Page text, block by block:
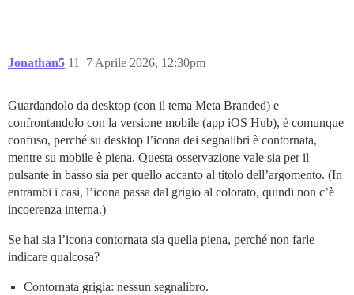
Jonathan5 7 Aprile 2026, 12:30pm
11
Guardandolo da desktop (con il tema Meta Branded) e
confrontandolo con la versione mobile (app iOS Hub), è comunque
confuso, perché su desktop l’icona dei segnalibri è contornata,
mentre su mobile è piena. Questa osservazione vale sia per il
pulsante in basso sia per quello accanto al titolo dell’argomento. (In
entrambi i casi, l’icona passa dal grigio al colorato, quindi non c’è
incoerenza interna.)
Se hai sia l’icona contornata sia quella piena, perché non farle
indicare qualcosa?
Contornata grigia: nessun segnalibro.